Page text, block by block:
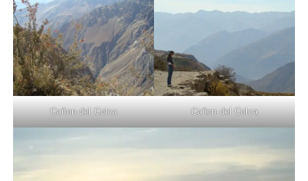
Cañon del Colca Cañon del Colca